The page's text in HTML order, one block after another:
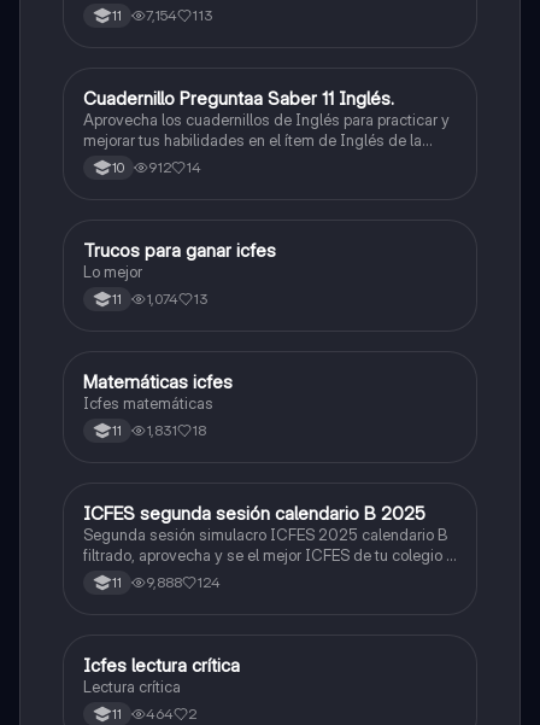
11 7,154 113
ICFES: Inglés
Cuadernillo Preguntaa Saber 11 Inglés.
Aprovecha los cuadernillos de Inglés para practicar y
mejorar tus habilidades en el ítem de Inglés de la
Prueba Saber 11. 🫡
10 912 14
Química
Trucos para ganar icfes
Lo mejor
11 1,074 13
ICFES: Matemáticas
Matemáticas icfes
Icfes matemáticas
11 1,831 18
ICFES: Lectura Crítica
ICFES segunda sesión calendario B 2025
Segunda sesión simulacro ICFES 2025 calendario B
filtrado, aprovecha y se el mejor ICFES de tu colegio y
poder ingresar a universidad, y estudiar aquella
carrera con la que tanto sueñas.
11 9,888 124
Lengua Castellana
Icfes lectura crítica
Lectura crítica
11 464 2